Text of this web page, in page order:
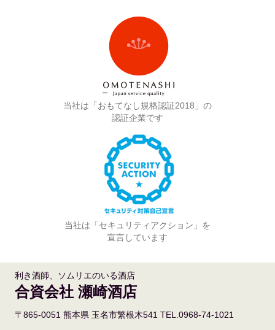
当社は「おもてなし規格認証2018」の
認証企業です
当社は「セキュリティアクション」を
宣言しています
利き酒師、ソムリエのいる酒店
合資会社 瀬崎酒店
〒865-0051 熊本県 玉名市繁根木541 TEL.0968-74-1021